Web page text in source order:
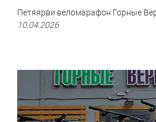
Петяярви веломарафон Горные
10.04.2026